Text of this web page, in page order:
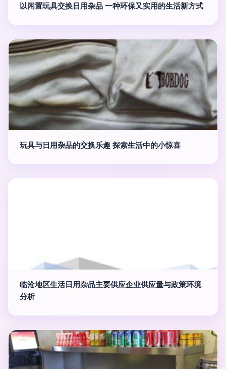
以闲置玩具交换日用杂品 一种环保又实用的生活新方式
玩具与日用杂品的交换乐趣 探索生活中的小惊喜
临沧地区生活日用杂品主要供应企业供应量与政策环境
分析